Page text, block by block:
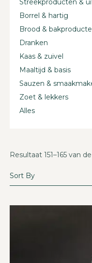
Streekproducten &
Borrel & hartig
Brood &
Dranken
Kaas & zuivel
Maaltijd & basis
Sauzen &
Zoet & lekkers
Alles
Resultaat 151–165 van